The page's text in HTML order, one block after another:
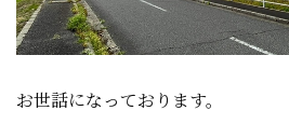
お世話になっております。